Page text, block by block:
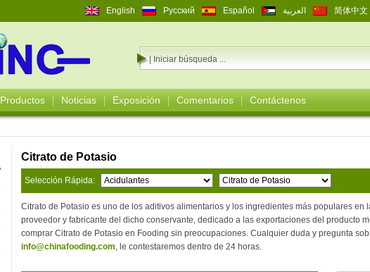
简体中文 العربية Español
Русский
English
Productos Noticias Exposición Comentarios Contáctenos
Citrato de Potasio
Selección Rápida:
Citrato de Potasio es uno de los aditivos alimentarios y los ingredientes más populares en
proveedor y fabricante del dicho conservante, dedicado a las exportaciones del producto
comprar Citrato de Potasio en Fooding sin preocupaciones. Cualquier duda y pregunta
info@chinafooding.com, le contestaremos dentro de 24 horas.